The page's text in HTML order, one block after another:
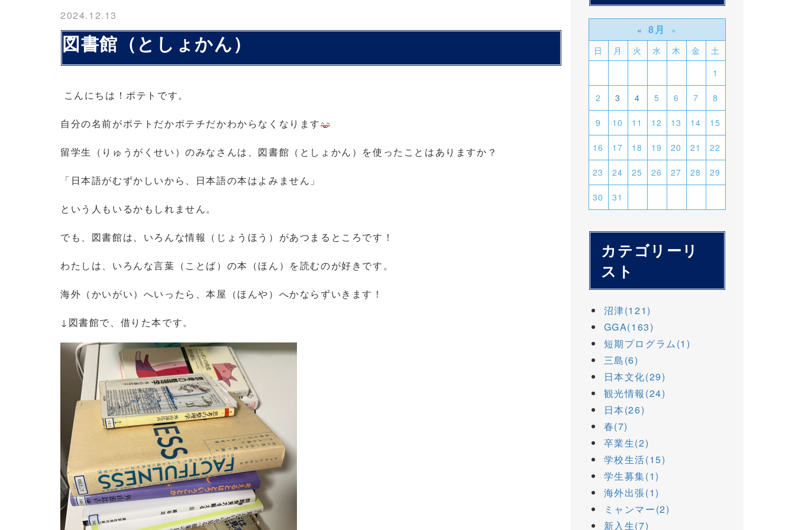
2024.12.13
図書館（としょかん）
こんにちは！ポテトです。
自分の名前がポテトだかポテチだかわからなくなります
留学生（りゅうがくせい）のみなさんは、図書館（としょかん）を使ったことはありますか？
「日本語がむずかしいから、日本語の本はよみません」
という人もいるかもしれません。
でも、図書館は、いろんな情報（じょうほう）があつまるところです！
わたしは、いろんな言葉（ことば）の本（ほん）を読むのが好きです。
海外（かいがい）へいったら、本屋（ほんや）へかならずいきます！
↓図書館で、借りた本です。
« 8月
»
日
月 火 水 木 金
土
1
2 3 4 5 6 7 8
9 10 11 12 13 14 15
16 17 18 19 20 21 22
23 24 25 26 27 28 29
30 31
カテゴリーリ
スト
沼津(121)
GGA(163)
短期プログラム(1)
三島(6)
日本文化(29)
観光情報(24)
日本(26)
春(7)
卒業生(2)
学校生活(15)
学生募集(1)
海外出張(1)
ミャンマー(2)
新入生(7)